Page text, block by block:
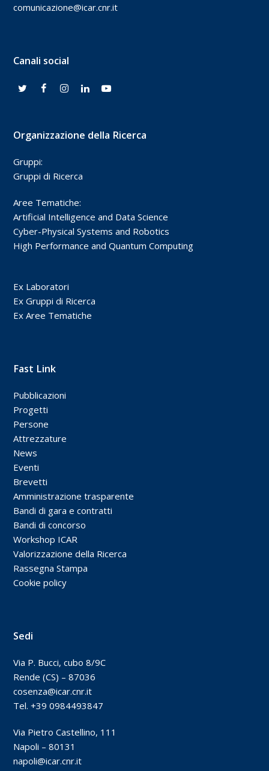
comunicazione@icar.cnr.it
Canali social
Organizzazione della Ricerca
Gruppi:
Gruppi di Ricerca
Aree Tematiche:
Artificial Intelligence and Data Science
Cyber-Physical Systems and Robotics
High Performance and Quantum Computing
Ex Laboratori
Ex Gruppi di Ricerca
Ex Aree Tematiche
Fast Link
Pubblicazioni
Progetti
Persone
Attrezzature
News
Eventi
Brevetti
Amministrazione trasparente
Bandi di gara e contratti
Bandi di concorso
Workshop ICAR
Valorizzazione della Ricerca
Rassegna Stampa
Cookie policy
Sedi
Via P. Bucci, cubo 8/9C
Rende (CS) – 87036
cosenza@icar.cnr.it
Tel. +39 0984493847
Via Pietro Castellino, 111
Napoli – 80131
napoli@icar.cnr.it